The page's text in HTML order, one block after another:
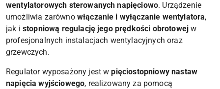
wentylatorowych sterowanych napięciowo. Urządzenie
umożliwia zarówno włączanie i wyłączanie wentylatora,
jak i stopniową regulację jego prędkości obrotowej w
profesjonalnych instalacjach wentylacyjnych oraz
grzewczych.
Regulator wyposażony jest wpięciostopniowy nastaw
napięcia wyjściowego, realizowany za pomocą